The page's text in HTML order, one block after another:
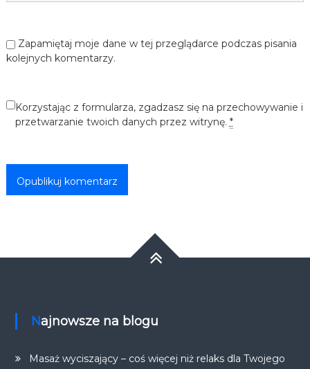
Zapamiętaj moje dane w tej przeglądarce podczas pisania
kolejnych komentarzy.
Korzystając z formularza, zgadzasz się na przechowywanie i
przetwarzanie twoich danych przez witrynę. *
Najnowsze na blogu
Masaż wyciszający – coś więcej niż relaks dla Twojego